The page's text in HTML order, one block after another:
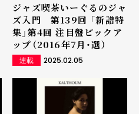
ジャズ喫茶いーぐるのジャ
ズ入門 第139回 「新譜特
集」第4回 注目盤ピックア
ップ（2016年7月・選）
連載 2025.02.05